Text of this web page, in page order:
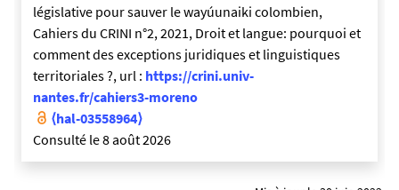
législative pour sauver le wayúunaiki colombien,
Cahiers du CRINI n°2, 2021, Droit et langue: pourquoi et
comment des exceptions juridiques et linguistiques
territoriales ?, url : https://crini.univ-
nantes.fr/cahiers3-moreno
⟨hal-03558964⟩
Consulté le 8 août 2026